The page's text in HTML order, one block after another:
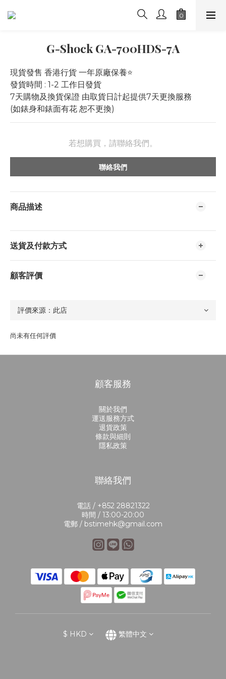
G-Shock GA-700HDS-7A
現貨發售 香港行貨 一年原廠保養⭐️
發貨時間 : 1-2 工作日發貨
7天購物及換貨保證 由取貨日計起提供7天更換服務
(如錶身和錶面有花 恕不更換)
若想購買，請聯絡我們。
聯絡我們
商品描述
送貨及付款方式
顧客評價
尚未有任何評價
顧客服務
關於我們
運送服務方式
退貨政策
條款與細則
隱私政策
聯絡我們
電話 / +852 28821322
時間 / 13:00-20:00
電郵 / bstimehk@gmail.com
$ HKD 繁體中文